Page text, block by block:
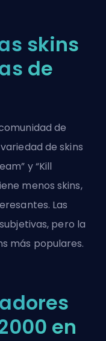
skins
de
de
de skins
y “Kill
menos skins,
Las
pero la
más populares.
en